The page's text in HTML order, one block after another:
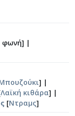
φωνή] |
] |
Λαϊκή κιθάρα] |
[Ντραμς]